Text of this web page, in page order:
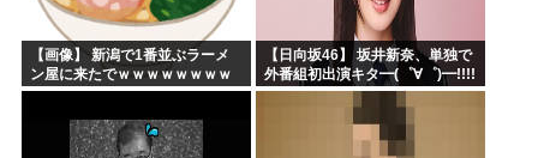
ちいかわ60億円www
【画像】 新潟で1番並ぶラーメ
ン屋に来たでｗｗｗｗｗｗｗｗ
【日向坂46】 坂井新奈、単独で
外番組初出演キタ━(゜∀゜)━!!!!